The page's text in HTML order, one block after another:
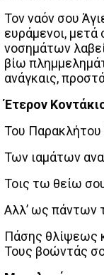
Τον ναόν σου
ευράμενοι, μετά
νοσημάτων
βίω
ανάγκαις,
Έτερον
Του Παρακλήτου
Των ιαμάτων
Τοις τω θείω
Αλλ’ ως πάντων
Πάσης θλίψεως
Τους βοώντάς